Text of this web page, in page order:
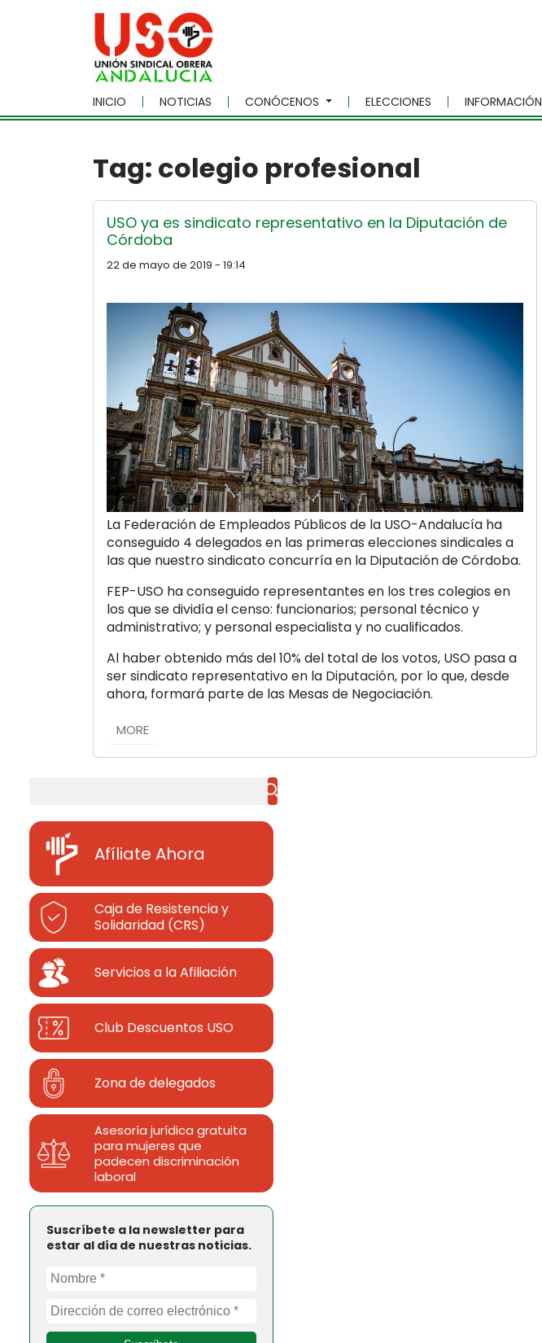
Skip to main content
INICIO NOTICIAS CONÓCENOS ELECCIONES INFORMACIÓN
Tag: colegio profesional
USO ya es sindicato representativo en la Diputación de
Córdoba
22 de mayo de 2019 - 19:14
La Federación de Empleados Públicos de la USO-Andalucía ha
conseguido 4 delegados en las primeras elecciones sindicales a
las que nuestro sindicato concurría en la Diputación de Córdoba.
FEP-USO ha conseguido representantes en los tres colegios en
los que se dividía el censo: funcionarios; personal técnico y
administrativo; y personal especialista y no cualificados.
Al haber obtenido más del 10% del total de los votos, USO pasa a
ser sindicato representativo en la Diputación, por lo que, desde
ahora, formará parte de las Mesas de Negociación.
MORE
Afíliate Ahora
Caja de Resistencia y
Solidaridad (CRS)
Servicios a la Afiliación
Club Descuentos USO
Zona de delegados
Asesoría jurídica gratuita
para mujeres que
padecen discriminación
laboral
Suscríbete a la newsletter para
estar al día de nuestras noticias.